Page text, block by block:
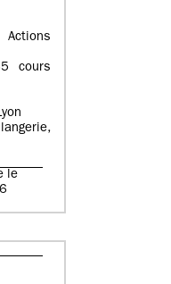
cours
le